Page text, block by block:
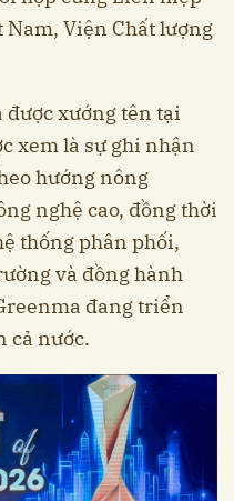
Nam, Viện Chất lượng
được xướng tên tại
xem là sự ghi nhận
hướng nông
nghệ cao, đồng thời
thống phân phối,
và đồng hành
đang triển
cả nước.